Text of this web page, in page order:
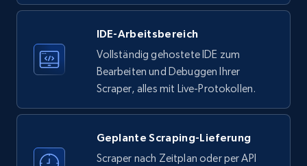
3.5K+ Gratis testen
business account, Is professional account, Is
verified, and more.
IDE-Arbeitsbereich
Vollständig gehostete IDE zum
Bearbeiten und Debuggen Ihrer
Scraper, alles mit Live-Protokollen.
Geplante Scraping-Lieferung
Scraper nach Zeitplan oder per API